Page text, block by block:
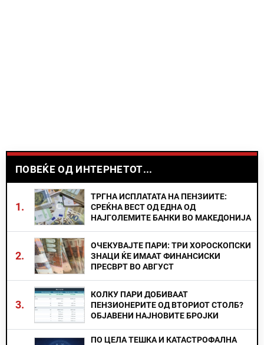
ПОВЕЌЕ ОД ИНТЕРНЕТОТ...
1.
ТРГНА ИСПЛАТАТА НА ПЕНЗИИТЕ:
СРЕЌНА ВЕСТ ОД ЕДНА ОД
НАЈГОЛЕМИТЕ БАНКИ ВО МАКЕДОНИЈА
2.
ОЧЕКУВАЈТЕ ПАРИ: ТРИ ХОРОСКОПСКИ
ЗНАЦИ ЌЕ ИМААТ ФИНАНСИСКИ
ПРЕСВРТ ВО АВГУСТ
3.
КОЛКУ ПАРИ ДОБИВААТ
ПЕНЗИОНЕРИТЕ ОД ВТОРИОТ СТОЛБ?
ОБЈАВЕНИ НАЈНОВИТЕ БРОЈКИ
ПО ЦЕЛА ТЕШКА И КАТАСТРОФАЛНА